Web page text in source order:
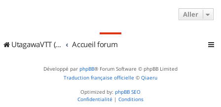
Aller
UtagawaVTT (Randos VTT et VTTAE avec traces GPS) Accueil forum
Développé par phpBB® Forum Software © phpBB Limited
Traduction française officielle © Qiaeru
Optimized by: phpBB SEO
Confidentialité | Conditions